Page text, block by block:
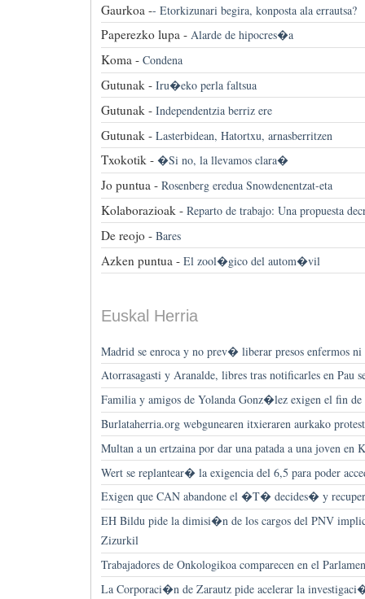
Gaurkoa -- Etorkizunari begira, konposta ala errautsa?
Paperezko lupa - Alarde de hipocres�a
Koma - Condena
Gutunak - Iru�eko perla faltsua
Gutunak - Independentzia berriz ere
Gutunak - Lasterbidean, Hatortxu, arnasberritzen
Txokotik - �Si no, la llevamos clara�
Jo puntua - Rosenberg eredua Snowdenentzat-eta
Kolaborazioak - Reparto de trabajo: Una propuesta
De reojo - Bares
Azken puntua - El zool�gico del autom�vil
Euskal Herria
Madrid se enroca y no prev� liberar presos enfermos ni
Atorrasagasti y Aranalde, libres tras notificarles en Pau
Familia y amigos de Yolanda Gonz�lez exigen el fin
Burlataherria.org webgunearen itxieraren aurkako
Multan a un ertzaina por dar una patada a una joven en
Wert se replantear� la exigencia del 6,5 para poder
Exigen que CAN abandone el �T� decides� y
EH Bildu pide la dimisi�n de los cargos del PNV
Zizurkil
Trabajadores de Onkologikoa comparecen en el
La Corporaci�n de Zarautz pide acelerar la